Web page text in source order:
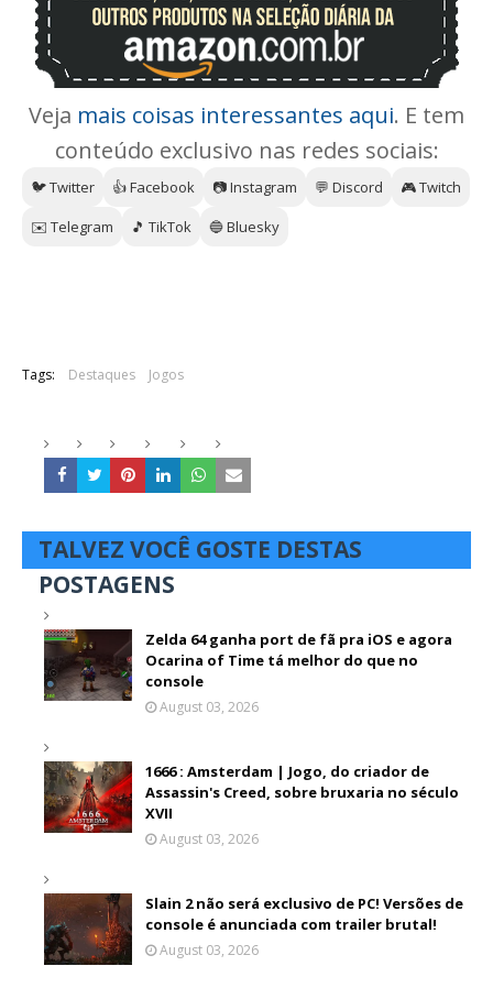
Veja mais coisas interessantes aqui. E tem
conteúdo exclusivo nas redes sociais:
🐦 Twitter 👍 Facebook 📷 Instagram 💬 Discord
🎮 Twitch
✉️ Telegram
🎵 TikTok 🔵 Bluesky
Tags: Destaques Jogos
TALVEZ VOCÊ GOSTE DESTAS
POSTAGENS
Zelda 64 ganha port de fã pra iOS e agora
Ocarina of Time tá melhor do que no
console
August 03, 2026
1666 : Amsterdam | Jogo, do criador de
Assassin's Creed, sobre bruxaria no século
XVII
August 03, 2026
Slain 2 não será exclusivo de PC! Versões de
console é anunciada com trailer brutal!
August 03, 2026